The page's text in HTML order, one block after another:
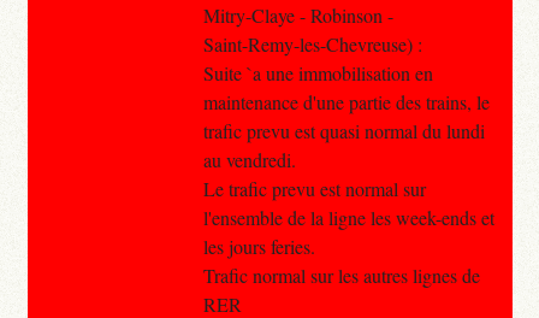
Mitry-Claye - Robinson -
Saint-Remy-les-Chevreuse) :
Suite `a une immobilisation en
maintenance d'une partie des trains, le
trafic prevu est quasi normal du lundi
au vendredi.
Le trafic prevu est normal sur
l'ensemble de la ligne les week-ends et
les jours feries.
Trafic normal sur les autres lignes de
RER